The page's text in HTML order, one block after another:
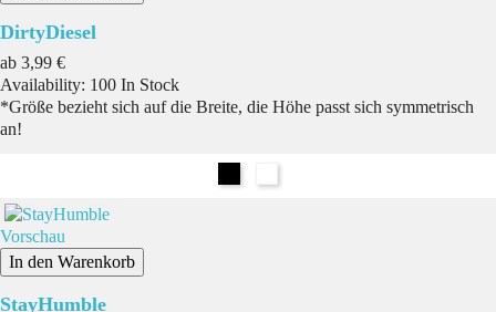
DirtyDiesel
ab Preis
3,99 €
Availability: 100 In Stock
*Größe bezieht sich auf die Breite, die Höhe passt sich symmetrisch
an!
Vorschau
In den Warenkorb
StayHumble